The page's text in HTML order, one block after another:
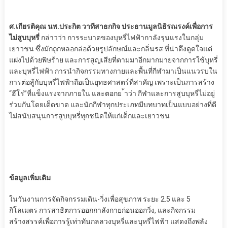
ศ.เกียรติคุณ นพ.ประกิต วาทีสาธกกิจ ประธานมูลนิธิรณรงค์เพื่อการ
ไม่สูบบุหรี่ กล่าวว่า การระบาดของบุหรี่ไฟฟ้ากาลังรุนแรงในกลุ่ม
เยาวชน ซึ่งมักถูกหลอกล่อด้วยรูปลักษณ์และกลิ่นรส ที่น่าดึงดูดใจแต่
แฝงไปด้วยพิษร้าย และการสูญเสียที่ตามมาอีกมากมายจากการใช้บุหรี่
และบุหรี่ไฟฟ้า การนำกิจกรรมทางกายและพื้นที่กีฬามาเป็นแนวรบใน
การต่อสู้กับบุหรี่ไฟฟ้าถือเป็นยุทธศาสตร์ที่สาคัญ เพราะเป็นการสร้าง
“ฮีโร่”ที่แข็งแรงจากภายใน และตอกย ้าว่า กีฬาและการสูบบุหรี่ไม่อยู่
ร่วมกันโดยเด็ดขาด และนักกีฬาทุกประเภทมีบทบาทเป็นแบบอย่างที่ดี
ไม่สนับสนุนการสูบบุหรี่ทุกชนิดให้แก่เด็กและเยาวชน
ข้อมูลเพิ่มเติม
ในวันงานการจัดกิจกรรมเดิน-วิ่งเพื่อสุขภาพ ระยะ 2.5 และ 5
กิโลเมตร การสาธิตการออกกาลังกายก่อนออกวิ่ง, และกิจกรรม
สร้างสรรค์เพื่อการรู้เท่าทันกลลวงบุหรี่และบุหรี่ไฟฟ้า แสดงถึงพลัง